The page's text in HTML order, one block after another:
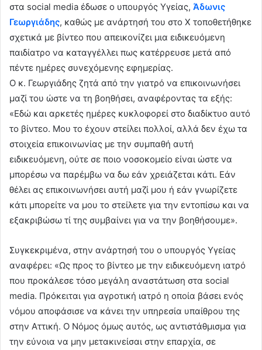
στα social media έδωσε ο υπουργός Υγείας, Άδωνις
Γεωργιάδης, καθώς με ανάρτησή του στο X τοποθετήθηκε
σχετικά με βίντεο που απεικονίζει μια ειδικευόμενη
παιδίατρο να καταγγέλλει πως κατέρρευσε μετά από
πέντε ημέρες συνεχόμενης εφημερίας.
Ο κ. Γεωργιάδης ζητά από την γιατρό να επικοινωνήσει
μαζί του ώστε να τη βοηθήσει, αναφέροντας τα εξής:
«Εδώ και αρκετές ημέρες κυκλοφορεί στο διαδίκτυο αυτό
το βίντεο. Μου το έχουν στείλει πολλοί, αλλά δεν έχω τα
στοιχεία επικοινωνίας με την συμπαθή αυτή
ειδικευόμενη, ούτε σε ποιο νοσοκομείο είναι ώστε να
μπορέσω να παρέμβω να δω εάν χρειάζεται κάτι. Εάν
θέλει ας επικοινωνήσει αυτή μαζί μου ή εάν γνωρίζετε
κάτι μπορείτε να μου το στείλετε για την εντοπίσω και να
εξακριβώσω τί της συμβαίνει για να την βοηθήσουμε».
Συγκεκριμένα, στην ανάρτησή του ο υπουργός Υγείας
αναφέρει: «Ως προς το βίντεο με την ειδικευόμενη ιατρό
που προκάλεσε τόσο μεγάλη αναστάτωση στα social
media. Πρόκειται για αγροτική ιατρό η οποία βάσει ενός
νόμου αποφάσισε να κάνει την υπηρεσία υπαίθρου της
στην Αττική. Ο Νόμος όμως αυτός, ως αντιστάθμισμα για
την εύνοια να μην μετακινείσαι στην επαρχία, σε